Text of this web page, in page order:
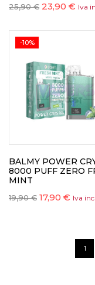
25,90€ 23,90 € Iva
-10%
BALMY POWER
8000 PUFF ZERO
MINT
19,90€ 17,90 € Iva
1